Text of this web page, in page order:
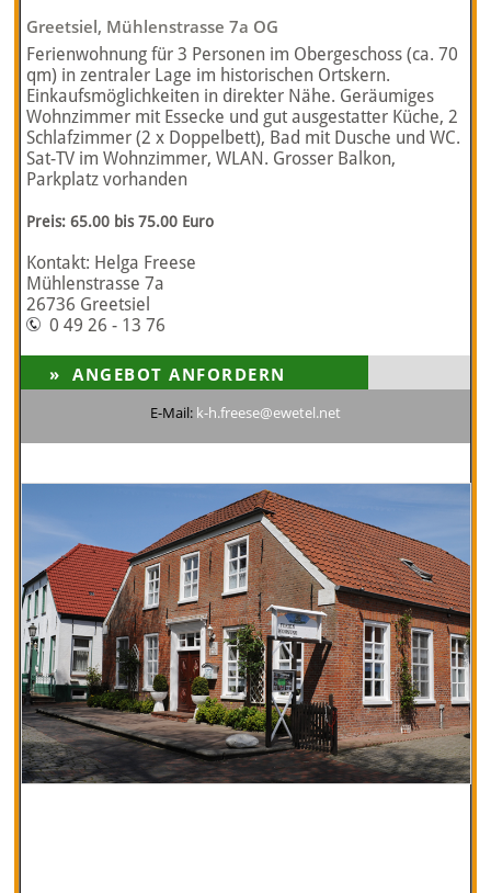
Greetsiel, Mühlenstrasse 7a OG
Ferienwohnung für 3 Personen im Obergeschoss (ca. 70
qm) in zentraler Lage im historischen Ortskern.
Einkaufsmöglichkeiten in direkter Nähe. Geräumiges
Wohnzimmer mit Essecke und gut ausgestatter Küche, 2
Schlafzimmer (2 x Doppelbett), Bad mit Dusche und WC.
Sat-TV im Wohnzimmer, WLAN. Grosser Balkon,
Parkplatz vorhanden
Preis: 65.00 bis 75.00 Euro
Kontakt: Helga Freese
Mühlenstrasse 7a
26736 Greetsiel
0 49 26 - 13 76
E-Mail: k-h.freese@ewetel.net